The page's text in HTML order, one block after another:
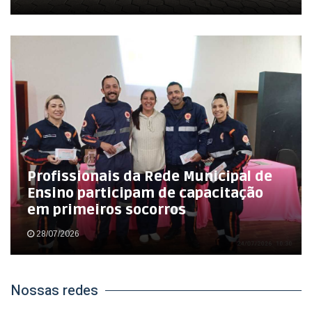
Profissionais da Rede Municipal de
Ensino participam de capacitação
em primeiros socorros
28/07/2026
Nossas redes